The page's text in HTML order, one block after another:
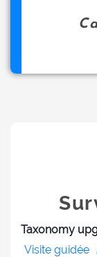
Taxonomy
Visite guidée